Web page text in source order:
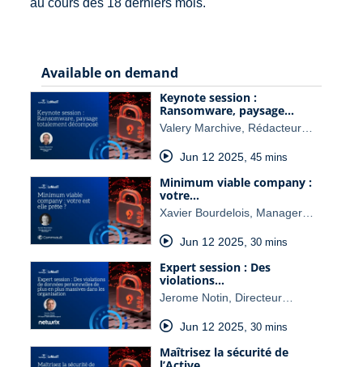
au cours des 18 derniers mois.
Available on demand
Keynote session :
Ransomware, paysage…
Valery Marchive, Rédacteur…
Jun 12 2025, 45 mins
Minimum viable company :
votre…
Xavier Bourdelois, Manager…
Jun 12 2025, 30 mins
Expert session : Des
violations…
Jerome Notin, Directeur…
Jun 12 2025, 30 mins
Maîtrisez la sécurité de